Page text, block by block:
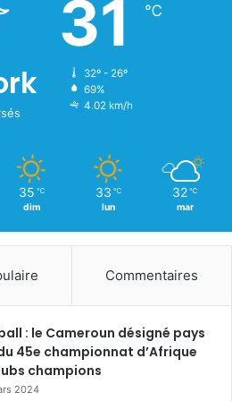
31 ℃
32º - 26º
69%
4.02 km/h
35 ℃
dim
33 ℃
lun
32 ℃
mar
Commentaires
: le Cameroun désigné pays
45e championnat d’Afrique
champions
2024